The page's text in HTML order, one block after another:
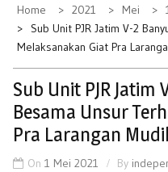
Home 2021 Mei
Sub Unit PJR Jatim V-2
Melaksanakan Giat Pra
Sub Unit PJR Jatim
Besama Unsur
Pra Larangan
On 1 Mei 2021 By